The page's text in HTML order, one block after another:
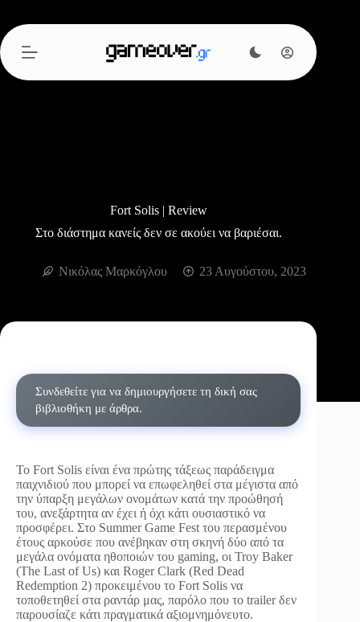
περιεχόμενο
Fort Solis | Review
Στο διάστημα κανείς δεν σε ακούει να βαριέσαι.
Νικόλας Μαρκόγλου 23 Αυγούστου, 2023
Συνδεθείτε για να δημιουργήσετε τη δική σας
βιβλιοθήκη με άρθρα.
Το Fort Solis είναι ένα πρώτης τάξεως παράδειγμα
παιχνιδιού που μπορεί να επωφεληθεί στα μέγιστα από
την ύπαρξη μεγάλων ονομάτων κατά την προώθησή
του, ανεξάρτητα αν έχει ή όχι κάτι ουσιαστικό να
προσφέρει. Στο Summer Game Fest του περασμένου
έτους αρκούσε που ανέβηκαν στη σκηνή δύο από τα
μεγάλα ονόματα ηθοποιών του gaming, οι Troy Baker
(The Last of Us) και Roger Clark (Red Dead
Redemption 2) προκειμένου το Fort Solis να
τοποθετηθεί στα ραντάρ μας, παρόλο που το trailer δεν
παρουσίαζε κάτι πραγματικά αξιομνημόνευτο.